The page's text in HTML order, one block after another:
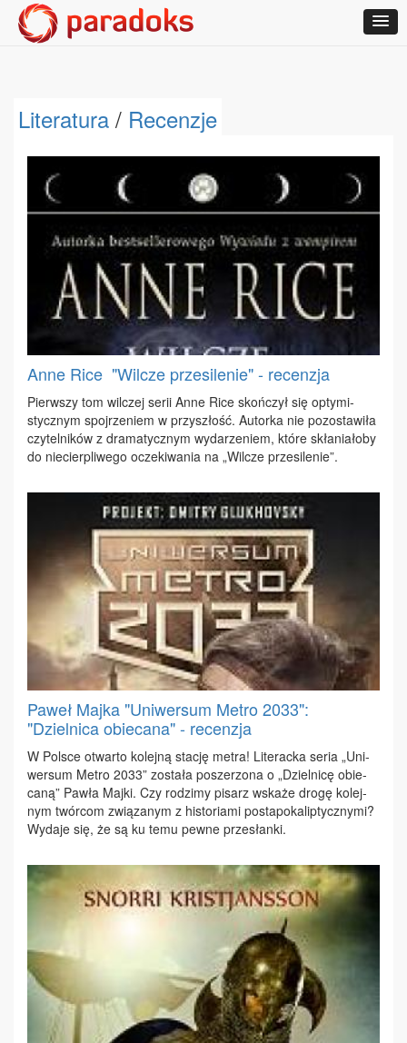
Literatura / Recenzje
Anne Rice ­ "Wilcze przesilenie" - recenzja
Pierw­szy tom wil­czej se­rii An­ne Ri­ce skoń­czył się opty­mi­
stycz­nym spoj­rze­niem w przy­szłość. Au­tor­ka nie po­zo­sta­wi­ła
czy­tel­ni­ków z dra­ma­tycz­nym wy­da­rze­niem, któ­re skła­nia­ło­by
do nie­cier­pli­we­go ocze­ki­wa­nia na „Wil­cze prze­si­le­nie”.
Paweł Majka "Uniwersum Metro 2033":
"Dzielnica obiecana" - recenzja
W Pol­sce otwar­to ko­lej­ną sta­cję me­tra! Li­te­rac­ka se­ria „Uni­
wer­sum Me­tro 2033” zo­sta­ła po­sze­rzo­na o „Dziel­ni­cę obie­
ca­ną” Paw­ła Maj­ki. Czy ro­dzi­my pi­sarz wska­że dro­gę ko­lej­
nym twór­com zwią­za­nym z hi­sto­ria­mi po­sta­po­ka­lip­tycz­ny­mi?
Wy­da­je się, że są ku te­mu pew­ne prze­słan­ki.